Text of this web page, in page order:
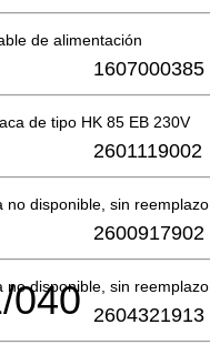
de alimentación
1607000385
de tipo HK 85 EB 230V
2601119002
no disponible, sin reemplazo
2600917902
no disponible, sin reemplazo
040 2604321913